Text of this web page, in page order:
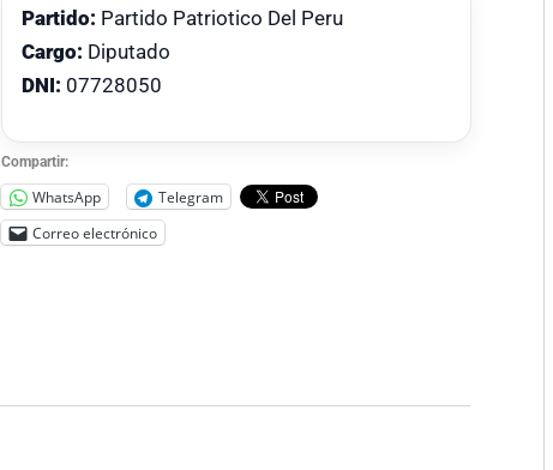
Partido: Partido Patriotico Del Peru
Cargo: Diputado
DNI: 07728050
Compartir:
WhatsApp
Telegram
Correo electrónico